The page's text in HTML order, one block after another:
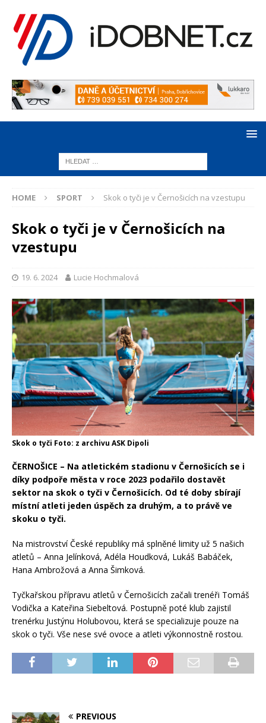
HOME SPORT Skok o tyči je v Černošicích na vzestupu
Skok o tyči je v Černošicích na
vzestupu
19. 6. 2024 Lucie Hochmalová
Skok o tyči Foto: z archivu ASK Dipoli
ČERNOŠICE – Na atletickém stadionu v Černošicích se i
díky podpoře města v roce 2023 podařilo dostavět
sektor na skok o tyči v Černošicích. Od té doby sbírají
místní atleti jeden úspěch za druhým, a to právě ve
skoku o tyči.
Na mistrovství České republiky má splněné limity už 5 našich
atletů – Anna Jelínková, Adéla Houdková, Lukáš Babáček,
Hana Ambrožová a Anna Šimková.
Tyčkařskou přípravu atletů v Černošicích začali trenéři Tomáš
Vodička a Kateřina Siebeltová. Postupně poté klub zajistil
trenérku Justýnu Holubovou, která se specializuje pouze na
skok o tyči. Vše nese své ovoce a atleti výkonnostně rostou.
PREVIOUS